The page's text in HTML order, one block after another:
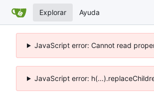
Explorar Ayuda
JavaScript error: Cannot read
JavaScript error: